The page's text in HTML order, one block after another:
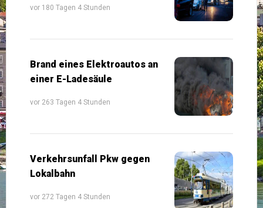
vor 180 Tagen 4 Stunden
Brand eines Elektroautos an
einer E-Ladesäule
vor 263 Tagen 4 Stunden
Verkehrsunfall Pkw gegen
Lokalbahn
vor 272 Tagen 4 Stunden